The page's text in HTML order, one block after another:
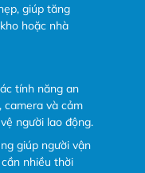
giúp tăng
hoặc nhà
tính năng an
camera và cảm
người lao động.
giúp người vận
nhiều thời